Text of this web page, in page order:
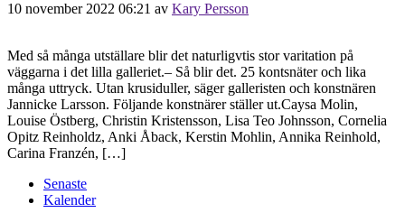
10 november 2022 06:21 av Kary Persson
Med så många utställare blir det naturligvtis stor varitation på
väggarna i det lilla galleriet.– Så blir det. 25 kontsnäter och lika
många uttryck. Utan krusiduller, säger galleristen och konstnären
Jannicke Larsson. Följande konstnärer ställer ut.Caysa Molin,
Louise Östberg, Christin Kristensson, Lisa Teo Johnsson, Cornelia
Opitz Reinholdz, Anki Åback, Kerstin Mohlin, Annika Reinhold,
Carina Franzén, […]
Senaste
Kalender